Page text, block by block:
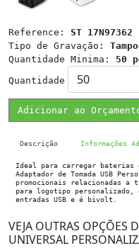
Reference: ST 17N97362
Tipo de Gravação:
Quantidade Minima: 50
Quantidade
Adicionar ao
Descrição Informações
Ideal para carregar baterias
Adaptador de Tomada USB
promocionais relacionadas a
para logotipo personalizado,
entradas USB e é bivolt.
VEJA OUTRAS OPÇÕES
UNIVERSAL